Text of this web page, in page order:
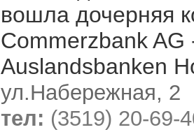
вошла дочерняя
Commerzbank
Auslandsbanken
ул.Набережная, 2
тел: (3519) 20-69-